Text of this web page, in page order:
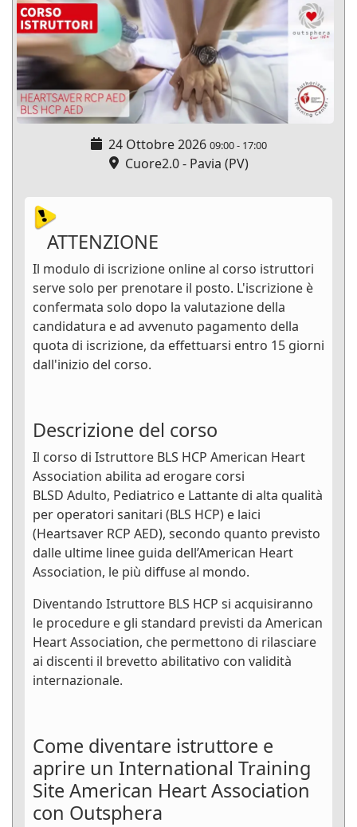
24 Ottobre 2026 09:00- 17:00
Cuore2.0 - Pavia (PV)
ATTENZIONE
Il modulo di iscrizione online al corso istruttori
serve solo per prenotare il posto. L'iscrizione è
confermata solo dopo la valutazione della
candidatura e ad avvenuto pagamento della
quota di iscrizione, da effettuarsi entro 15 giorni
dall'inizio del corso.
Descrizione del corso
Il corso di Istruttore BLS HCP American Heart
Association abilita ad erogare corsi
BLSD Adulto, Pediatrico e Lattante di alta qualità
per operatori sanitari (BLS HCP) e laici
(Heartsaver RCP AED), secondo quanto previsto
dalle ultime linee guida dell’American Heart
Association, le più diffuse al mondo.
Diventando Istruttore BLS HCP si acquisiranno
le procedure e gli standard previsti da American
Heart Association, che permettono di rilasciare
ai discenti il brevetto abilitativo con validità
internazionale.
Come diventare istruttore e
aprire un International Training
Site American Heart Association
con Outsphera